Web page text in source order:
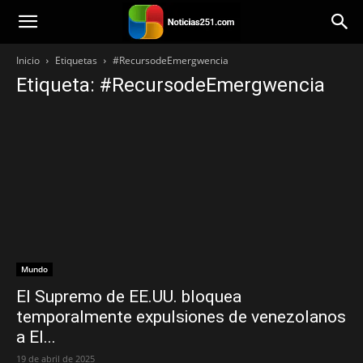
Noticias251
Inicio Etiquetas #RecursodeEmergwencia
Etiqueta: #RecursodeEmergwencia
Mundo
El Supremo de EE.UU. bloquea
temporalmente expulsiones de venezolanos
a El...
19 de abril de 2025